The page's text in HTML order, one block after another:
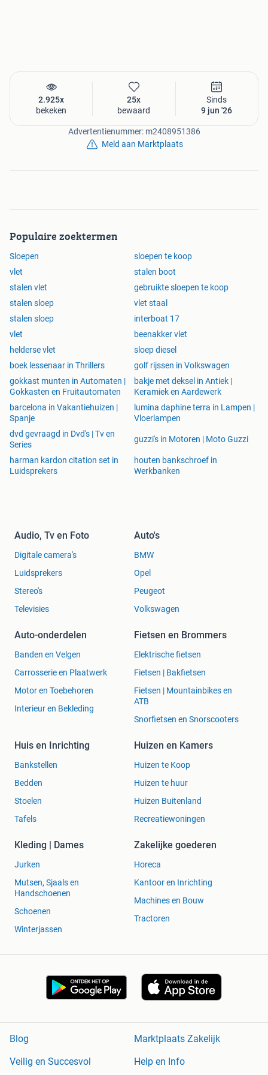
2.925x
bekeken
25x
bewaard
Sinds
9 jun '26
Advertentienummer: m2408951386
Meld aan Marktplaats
Populaire zoektermen
Sloepen
sloepen te koop
vlet
stalen boot
stalen vlet
gebruikte sloepen te koop
stalen sloep
vlet staal
stalen sloep
interboat 17
vlet
beenakker vlet
helderse vlet
sloep diesel
boek lessenaar in Thrillers
golf rijssen in Volkswagen
gokkast munten in Automaten |
Gokkasten en Fruitautomaten
bakje met deksel in Antiek |
Keramiek en Aardewerk
barcelona in Vakantiehuizen |
Spanje
lumina daphine terra in Lampen |
Vloerlampen
dvd gevraagd in Dvd's | Tv en
Series
guzzi's in Motoren | Moto Guzzi
harman kardon citation set in
Luidsprekers
houten bankschroef in
Werkbanken
Audio, Tv en Foto
Digitale camera's
Luidsprekers
Stereo's
Televisies
Auto's
BMW
Opel
Peugeot
Volkswagen
Auto-onderdelen
Banden en Velgen
Carrosserie en Plaatwerk
Motor en Toebehoren
Interieur en Bekleding
Fietsen en Brommers
Elektrische fietsen
Fietsen | Bakfietsen
Fietsen | Mountainbikes en
ATB
Snorfietsen en Snorscooters
Huis en Inrichting
Bankstellen
Bedden
Stoelen
Tafels
Huizen en Kamers
Huizen te Koop
Huizen te huur
Huizen Buitenland
Recreatiewoningen
Kleding | Dames
Jurken
Mutsen, Sjaals en
Handschoenen
Schoenen
Winterjassen
Zakelijke goederen
Horeca
Kantoor en Inrichting
Machines en Bouw
Tractoren
Blog
Marktplaats Zakelijk
Veilig en Succesvol
Help en Info